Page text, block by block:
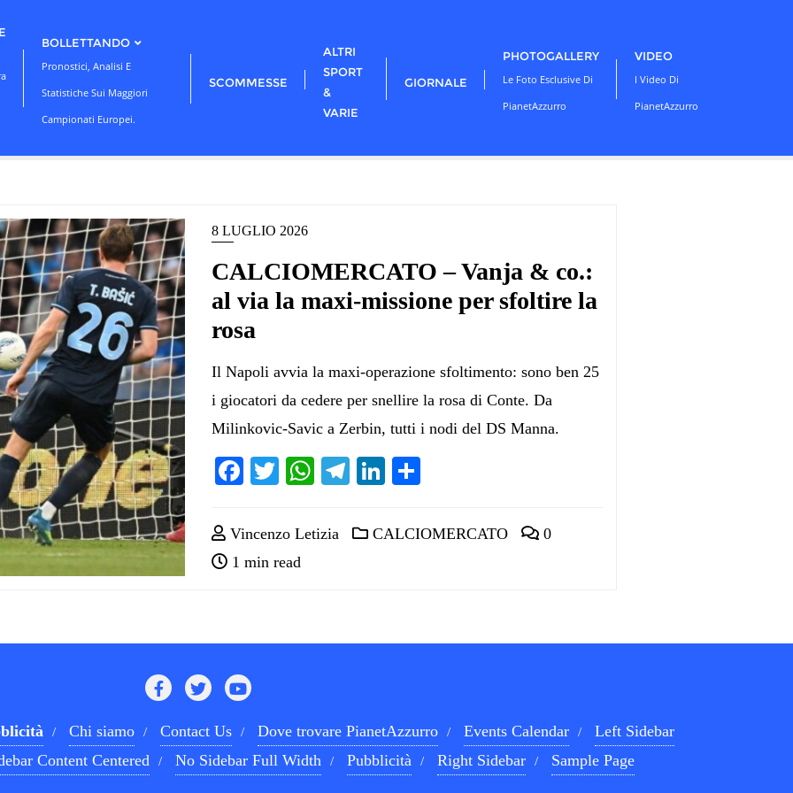
BOLLETTANDO
Pronostici, Analisi E
Statistiche Sui Maggiori
Campionati Europei.
SCOMMESSE
ALTRI
SPORT
&
VARIE
GIORNALE
PHOTOGALLERY
Le Foto Esclusive Di
PianetAzzurro
VIDEO
I Video Di
PianetAzzurro
8 LUGLIO 2026
CALCIOMERCATO – Vanja & co.:
al via la maxi-missione per sfoltire la
rosa
Il Napoli avvia la maxi-operazione sfoltimento: sono ben 25
i giocatori da cedere per snellire la rosa di Conte. Da
Milinkovic-Savic a Zerbin, tutti i nodi del DS Manna.
Facebook
TwitterWhatsApp
Telegram
LinkedIn
Vincenzo Letizia CALCIOMERCATO
0
1 min read
Chi siamo Contact Us Dove trovare PianetAzzurro Events Calendar
Left Sidebar
Content Centered No Sidebar Full Width Pubblicità Right Sidebar Sample Page